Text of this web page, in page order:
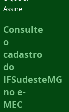
Assine
Consulte
o
cadastro
do
IFSudesteMG
no e-
MEC